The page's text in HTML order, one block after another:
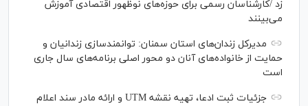
زد /کارشناسان رسمی برای حوزه‌های نوظهور اقتصادی آموزش
می‌بینند
مدیرکل زندان‌های استان سمنان: توانمندسازی زندانیان و
حمایت از خانواده‌های آنان دو محور اصلی برنامه‌های سال جاری
است
جزئیات ثبت ادعا، تهیه نقشه UTM و ارائه مادر سند اعلام